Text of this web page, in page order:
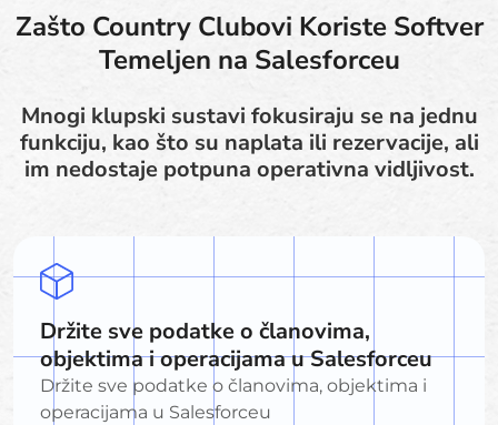
Zašto Country Clubovi Koriste Softver
Temeljen na Salesforceu
Mnogi klupski sustavi fokusiraju se na jednu
funkciju, kao što su naplata ili rezervacije, ali
im nedostaje potpuna operativna vidljivost.
Držite sve podatke o članovima,
objektima i operacijama u Salesforceu
Držite sve podatke o članovima, objektima i
operacijama u Salesforceu